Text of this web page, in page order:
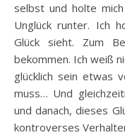
selbst und holte
Unglück runter. Ich
Glück sieht. Zum
bekommen. Ich weiß
glücklich sein etwas
muss… Und
und danach, dieses
kontroverses